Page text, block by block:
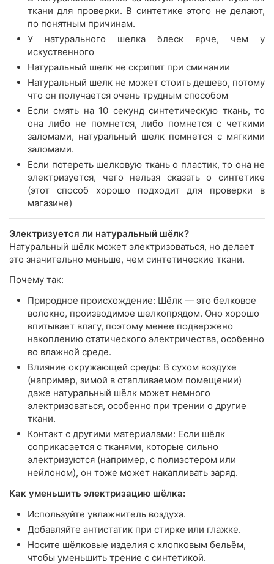
ткани для проверки. В синтетике этого не делают,
по понятным причинам.
У натурального шелка блеск ярче, чем у
искуственного
Натуральный шелк не скрипит при сминании
Натуральный шелк не может стоить дешево, потому
что он получается очень трудным способом
Если смять на 10 секунд синтетическую ткань, то
она либо не помнется, либо помнется с четкими
заломами, натуральный шелк помнется с мягкими
заломами.
Если потереть шелковую ткань о пластик, то она не
электризуется, чего нельзя сказать о синтетике
(этот способ хорошо подходит для проверки в
магазине)
Электризуется ли натуральный шёлк?
Натуральный шёлк может электризоваться, но делает
это значительно меньше, чем синтетические ткани.
Почему так:
Природное происхождение: Шёлк — это белковое
волокно, производимое шелкопрядом. Оно хорошо
впитывает влагу, поэтому менее подвержено
накоплению статического электричества, особенно
во влажной среде.
Влияние окружающей среды: В сухом воздухе
(например, зимой в отапливаемом помещении)
даже натуральный шёлк может немного
электризоваться, особенно при трении о другие
ткани.
Контакт с другими материалами: Если шёлк
соприкасается с тканями, которые сильно
электризуются (например, с полиэстером или
нейлоном), он тоже может накапливать заряд.
Как уменьшить электризацию шёлка:
Используйте увлажнитель воздуха.
Добавляйте антистатик при стирке или глажке.
Носите шёлковые изделия с хлопковым бельём,
чтобы уменьшить трение с синтетикой.